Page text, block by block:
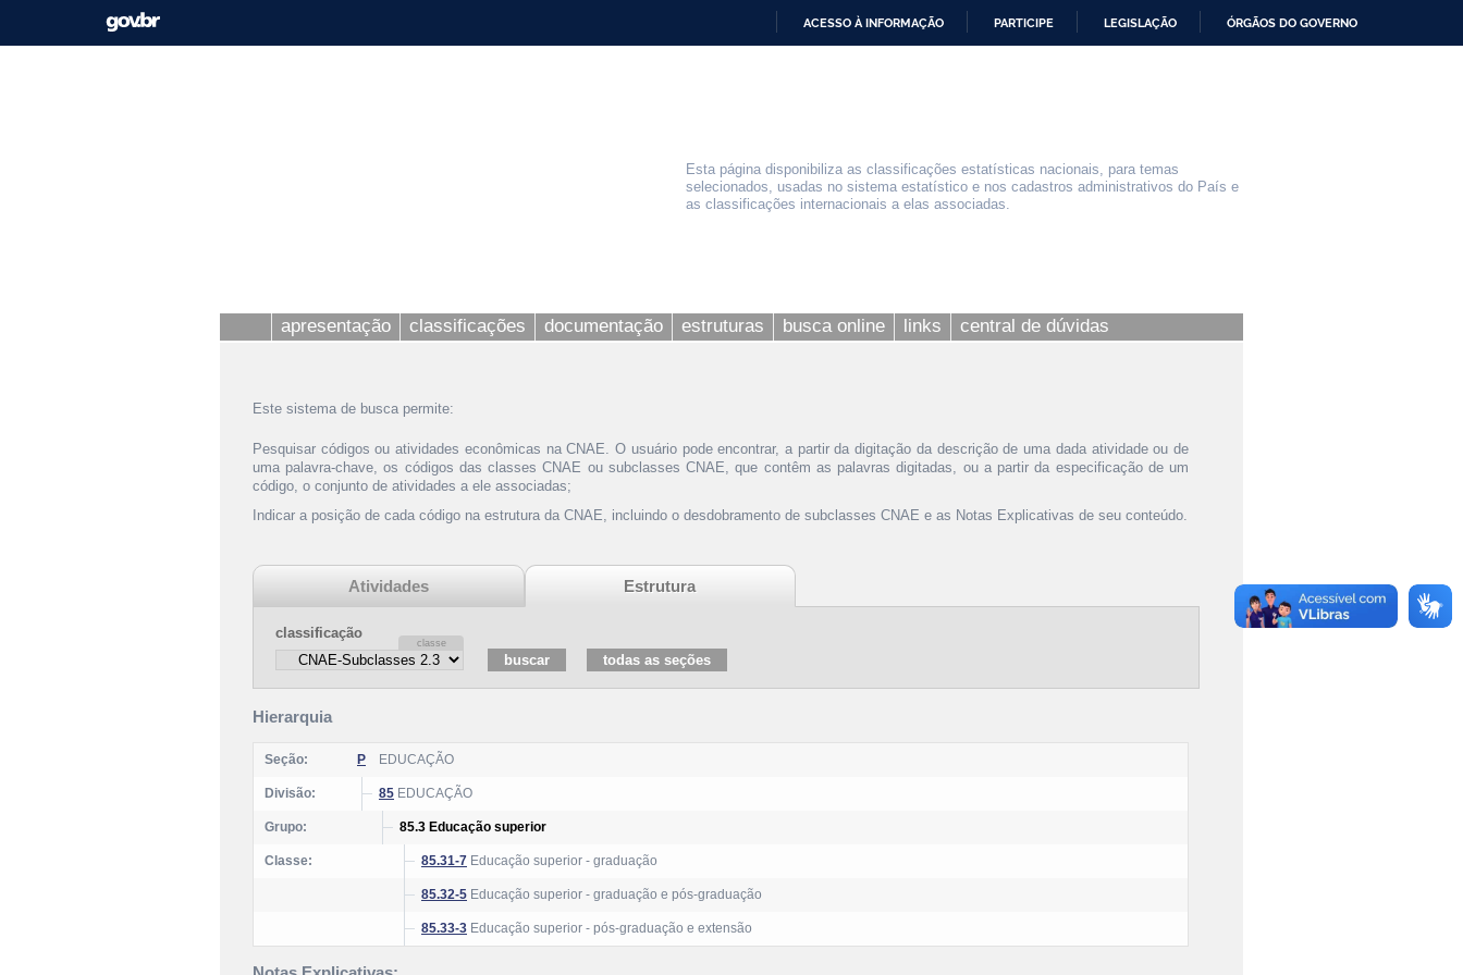
ACESSO À INFORMAÇÃO PARTICIPE LEGISLAÇÃO ÓRGÃOS DO GOVERNO
Esta página disponibiliza as classificações estatísticas nacionais, para temas
selecionados, usadas no sistema estatístico e nos cadastros administrativos do País e
as classificações internacionais a elas associadas.
apresentação classificações documentação estruturas busca online links central de dúvidas
Este sistema de busca permite:
Pesquisar códigos ou atividades econômicas na CNAE. O usuário pode encontrar, a partir da digitação da descrição de uma dada atividade ou de
uma palavra-chave, os códigos das classes CNAE ou subclasses CNAE, que contêm as palavras digitadas, ou a partir da especificação de um
código, o conjunto de atividades a ele associadas;
Indicar a posição de cada código na estrutura da CNAE, incluindo o desdobramento de subclasses CNAE e as Notas Explicativas de seu conteúdo.
Atividades Estrutura
classificação
Hierarquia
Seção: P EDUCAÇÃO
Divisão: 85 EDUCAÇÃO
Grupo: 85.3 Educação superior
Classe: 85.31-7 Educação superior - graduação
85.32-5 Educação superior - graduação e pós-graduação
85.33-3 Educação superior - pós-graduação e extensão